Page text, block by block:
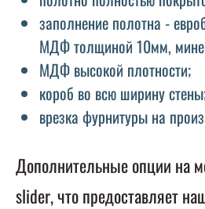
заполнение полотна -
МДФ толщиной 10мм,
МДФ высокой плотности;
короб во всю ширину
врезка фурнитуры на
Дополнительные опции на
slider, что предоставляет